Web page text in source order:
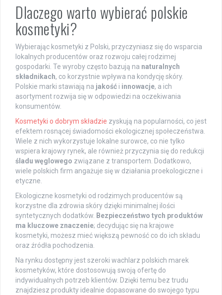
Dlaczego warto wybierać polskie
kosmetyki?
Wybierając kosmetyki z Polski, przyczyniasz się do wsparcia
lokalnych producentów oraz rozwoju całej rodzimej
gospodarki. Te wyroby często bazują na naturalnych
składnikach, co korzystnie wpływa na kondycję skóry.
Polskie marki stawiają na jakość i innowacje, a ich
asortyment rozwija się w odpowiedzi na oczekiwania
konsumentów.
Kosmetyki o dobrym składzie zyskują na popularności, co jest
efektem rosnącej świadomości ekologicznej społeczeństwa.
Wiele z nich wykorzystuje lokalne surowce, co nie tylko
wspiera krajowy rynek, ale również przyczynia się do redukcji
śladu węglowego związane z transportem. Dodatkowo,
wiele polskich firm angażuje się w działania proekologiczne i
etyczne.
Ekologiczne kosmetyki od rodzimych producentów są
korzystne dla zdrowia skóry dzięki minimalnej ilości
syntetycznych dodatków. Bezpieczeństwo tych produktów
ma kluczowe znaczenie; decydując się na krajowe
kosmetyki, możesz mieć większą pewność co do ich składu
oraz źródła pochodzenia.
Na rynku dostępny jest szeroki wachlarz polskich marek
kosmetyków, które dostosowują swoją ofertę do
indywidualnych potrzeb klientów. Dzięki temu bez trudu
znajdziesz produkty idealnie dopasowane do swojego typu